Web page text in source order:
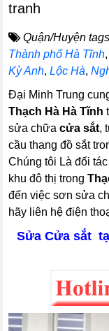
tranh
Quận/Huyện
Thành phố Hà Tĩnh
Kỳ Anh,Lộc Hà,
Đại Minh Trung
Thạch Hà Hà Tĩnh
sửa chữacửa sắt,
cầu thang đồ sắt
Chúng tôi Là đối
khu đô thị trong
đến việc sơn sửa
hãy liên hệ điện
Sửa Cửa sắt